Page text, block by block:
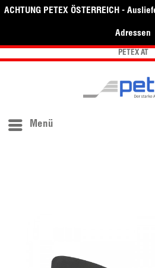
ACHTUNG PETEX ÖSTERREICH -
Adressen
PETEX AT
Menü